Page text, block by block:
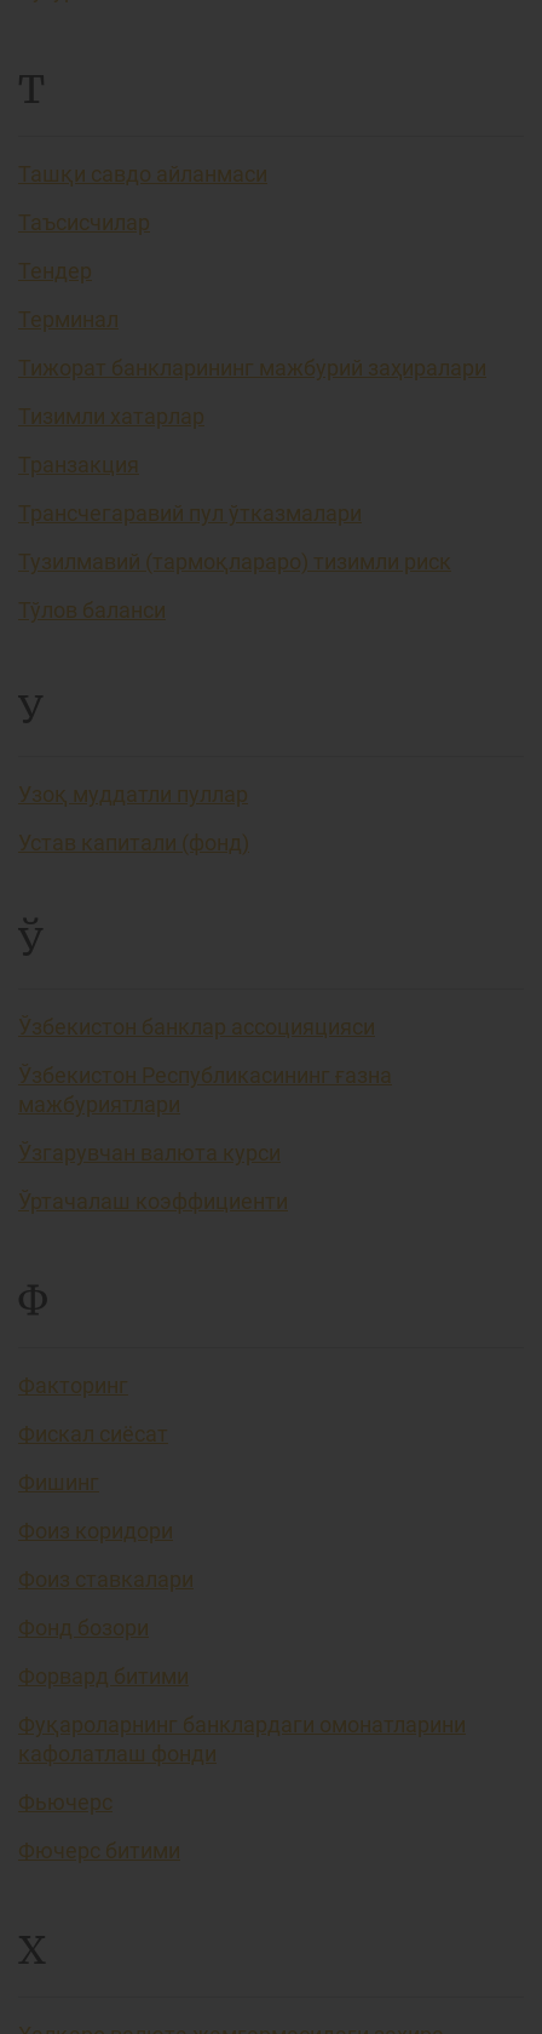
Т
Ташқи савдо айланмаси
Таъсисчилар
Тендер
Терминал
Тижорат банкларининг мажбурий заҳиралари
Тизимли хатарлар
Транзакция
Трансчегаравий пул ўтказмалари
Тузилмавий (тармоқлараро) тизимли риск
Тўлов баланси
У
Узоқ муддатли пуллар
Устав капитали (фонд)
Ў
Ўзбекистон банклар ассоцияцияси
Ўзбекистон Республикасининг ғазна
мажбуриятлари
Ўзгарувчан валюта курси
Ўртачалаш коэффициенти
Ф
Факторинг
Фискал сиёсат
Фишинг
Фоиз коридори
Фоиз ставкалари
Фонд бозори
Форвард битими
Фуқароларнинг банклардаги омонатларини
кафолатлаш фонди
Фьючерс
Фючерс битими
Х